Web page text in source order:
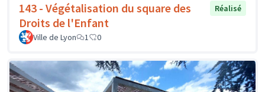
143 - Végétalisation du square des
Droits de l'Enfant
Réalisé
Ville de Lyon 1 0